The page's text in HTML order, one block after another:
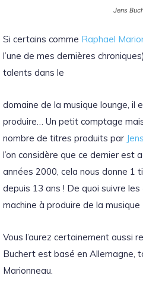
Jens
Si certains comme Raphael
l’une de mes dernières
talents dans le
domaine de la musique lounge, il
produire… Un petit comptage
nombre de titres produits par
l’on considère que ce dernier est
années 2000, cela nous donne 1
depuis 13 ans ! De quoi suivre
machine à produire de la musique
Vous l’aurez certainement aussi
Buchert est basé en Allemagne,
Marionneau.